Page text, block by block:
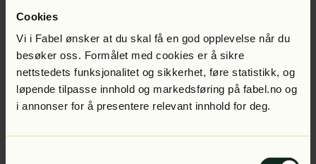
Cookies
Vi i Fabel ønsker at du skal få en god opplevelse når du
besøker oss. Formålet med cookies er å sikre
nettstedets funksjonalitet og sikkerhet, føre statistikk, og
løpende tilpasse innhold og markedsføring på fabel.no og
i annonser for å presentere relevant innhold for deg.